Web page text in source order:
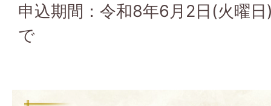
申込期間：令和8年6月2日(火曜
で